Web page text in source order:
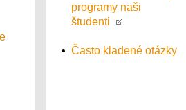
programy naši
študenti
• Často kladené otázky